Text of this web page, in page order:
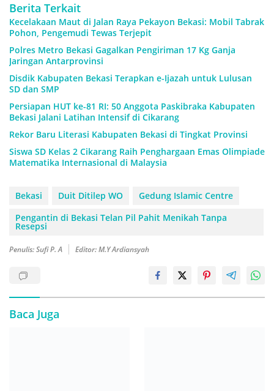
Berita Terkait
Kecelakaan Maut di Jalan Raya Pekayon Bekasi: Mobil Tabrak
Pohon, Pengemudi Tewas Terjepit
Polres Metro Bekasi Gagalkan Pengiriman 17 Kg Ganja
Jaringan Antarprovinsi
Disdik Kabupaten Bekasi Terapkan e-Ijazah untuk Lulusan
SD dan SMP
Persiapan HUT ke-81 RI: 50 Anggota Paskibraka Kabupaten
Bekasi Jalani Latihan Intensif di Cikarang
Rekor Baru Literasi Kabupaten Bekasi di Tingkat Provinsi
Siswa SD Kelas 2 Cikarang Raih Penghargaan Emas Olimpiade
Matematika Internasional di Malaysia
Bekasi Duit Ditilep WO
Gedung Islamic Centre
Pengantin di Bekasi Telan Pil Pahit Menikah Tanpa
Resepsi
Penulis: Sufi P. A Editor: M.Y Ardiansyah
Baca Juga